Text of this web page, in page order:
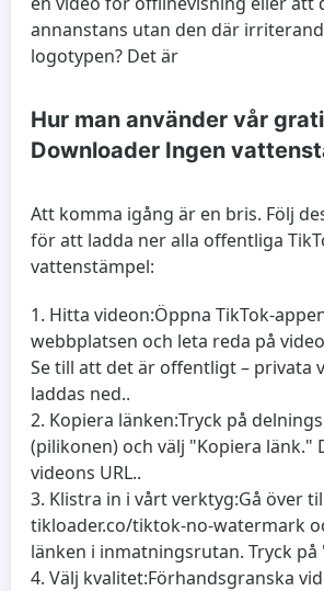
annanstans utan den där
logotypen? Det är
Hur man använder vår
Downloader Ingen
Att komma igång är en bris. Följ
för att ladda ner alla offentliga
vattenstämpel:
Hitta videon:Öppna TikTok-
webbplatsen och leta reda på
Se till att det är offentligt – privata
laddas ned..
Kopiera länken:Tryck på
(pilikonen) och välj "Kopiera länk."
videons URL..
Klistra in i vårt verktyg:Gå över
tikloader.co/tiktok-no-watermark
länken i inmatningsrutan. Tryck
Välj kvalitet:Förhandsgranska